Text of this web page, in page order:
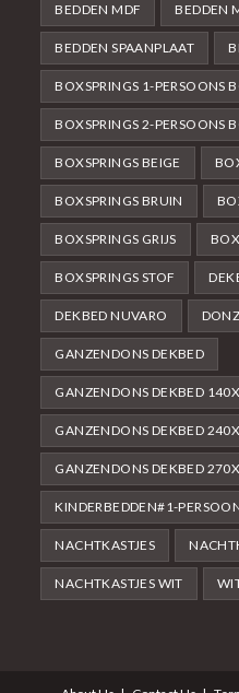
BEDDEN MDF BEDDEN
BEDDEN SPAANPLAAT
BOXSPRINGS 1-PERSOONS
BOXSPRINGS 2-PERSOONS
BOXSPRINGS BEIGE
BOXSPRINGS BRUIN
BOXSPRINGS GRIJS
BOXSPRINGS STOF
DEKBED NUVARO
GANZENDONS DEKBED
GANZENDONS DEKBED
GANZENDONS DEKBED
GANZENDONS DEKBED
KINDERBEDDEN#1-
NACHTKASTJES
NACHTKASTJES WIT